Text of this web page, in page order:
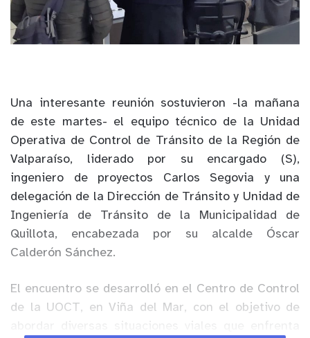
Una interesante reunión sostuvieron -la mañana
de este martes- el equipo técnico de la Unidad
Operativa de Control de Tránsito de la Región de
Valparaíso, liderado por su encargado (S),
ingeniero de proyectos Carlos Segovia y una
delegación de la Dirección de Tránsito y Unidad de
Ingeniería de Tránsito de la Municipalidad de
Quillota, encabezada por su alcalde Óscar
Calderón Sánchez.
El encuentro se desarrolló en el Centro de Control
de la UOCT, en Viña del Mar, con el objetivo de